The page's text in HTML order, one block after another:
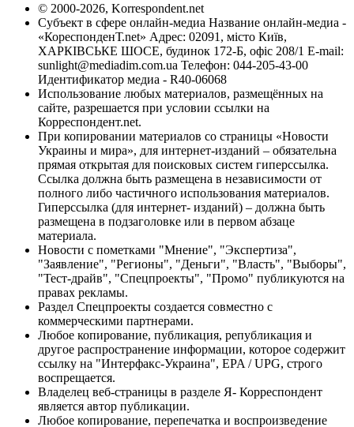
© 2000-2026, Korrespondent.net
Субъект в сфере онлайн-медиа Название онлайн-медиа -
«КореспонденТ.net» Адрес: 02091, місто Київ,
ХАРКІВСЬКЕ ШОСЕ, будинок 172-Б, офіс 208/1 E-mail:
sunlight@mediadim.com.ua Телефон: 044-205-43-00
Идентификатор медиа - R40-06068
Использование любых материалов, размещённых на
сайте, разрешается при условии ссылки на
Корреспондент.net.
При копировании материалов со страницы «Новости
Украины и мира», для интернет-изданий – обязательна
прямая открытая для поисковых систем гиперссылка.
Ссылка должна быть размещена в независимости от
полного либо частичного использования материалов.
Гиперссылка (для интернет- изданий) – должна быть
размещена в подзаголовке или в первом абзаце
материала.
Новости с пометками "Мнение", "Экспертиза",
"Заявление", "Регионы", "Деньги", "Власть", "Выборы",
"Тест-драйв", "Спецпроекты", "Промо" публикуются на
правах рекламы.
Раздел Спецпроекты создается совместно с
коммерческими партнерами.
Любое копирование, публикация, републикация и
другое распространение информации, которое содержит
ссылку на "Интерфакс-Украина", EPA / UPG, строго
воспрещается.
Владелец веб-страницы в разделе Я- Корреспондент
является автор публикации.
Любое копирование, перепечатка и воспроизведение